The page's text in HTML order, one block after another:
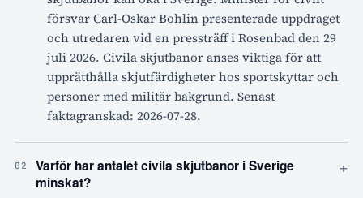
försvar Carl-Oskar Bohlin presenterade uppdraget
och utredaren vid en pressträff i Rosenbad den 29
juli 2026. Civila skjutbanor anses viktiga för att
upprätthålla skjutfärdigheter hos sportskyttar och
personer med militär bakgrund. Senast
faktagranskad: 2026-07-28.
02
Varför har antalet civila skjutbanor i Sverige
minskat?
+